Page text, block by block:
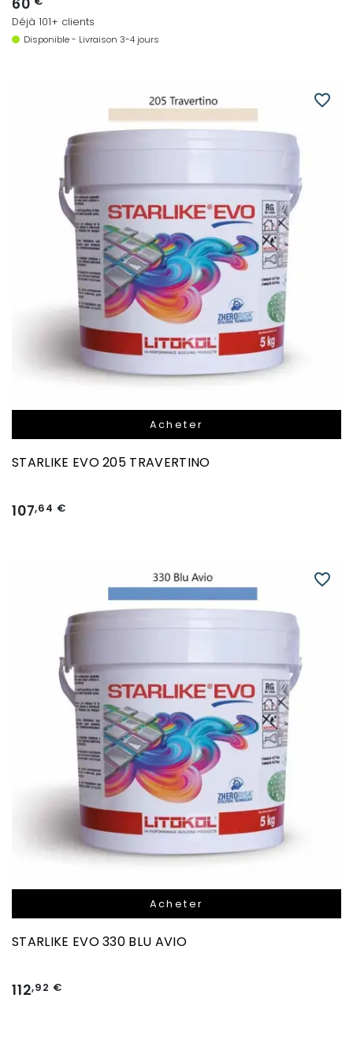
60
Déjà 101+ clients
Disponible - Livraison 3-4 jours
Acheter
favorite_border
STARLIKE EVO 205 TRAVERTINO
107,64 €
Acheter
favorite_border
STARLIKE EVO 330 BLU AVIO
112,92 €